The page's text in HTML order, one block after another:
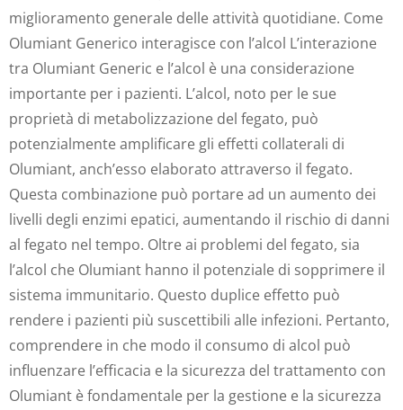
miglioramento generale delle attività quotidiane. Come
Olumiant Generico interagisce con l’alcol L’interazione
tra Olumiant Generic e l’alcol è una considerazione
importante per i pazienti. L’alcol, noto per le sue
proprietà di metabolizzazione del fegato, può
potenzialmente amplificare gli effetti collaterali di
Olumiant, anch’esso elaborato attraverso il fegato.
Questa combinazione può portare ad un aumento dei
livelli degli enzimi epatici, aumentando il rischio di danni
al fegato nel tempo. Oltre ai problemi del fegato, sia
l’alcol che Olumiant hanno il potenziale di sopprimere il
sistema immunitario. Questo duplice effetto può
rendere i pazienti più suscettibili alle infezioni. Pertanto,
comprendere in che modo il consumo di alcol può
influenzare l’efficacia e la sicurezza del trattamento con
Olumiant è fondamentale per la gestione e la sicurezza